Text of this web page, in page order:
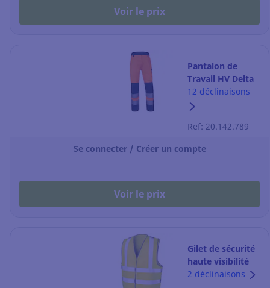
Voir le prix
Pantalon de
Travail HV Delta
Plus M1PA2HV -
Orange / bleu
12 déclinaisons
Ref: 20.142.789
Se connecter / Créer un compte
Voir le prix
Gilet de sécurité
haute visibilité
Result Motorway
2 déclinaisons